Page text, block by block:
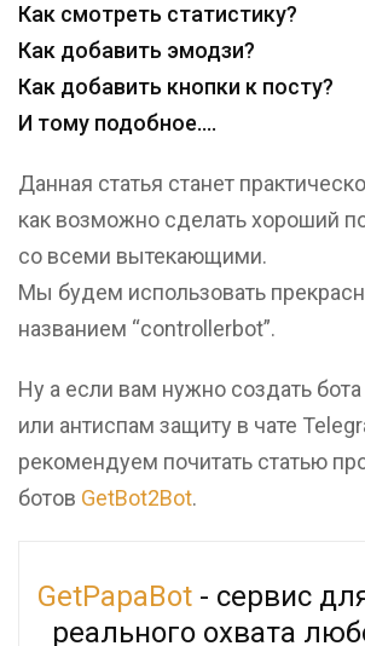
Как смотреть статистику?
Как добавить эмодзи?
Как добавить кнопки к посту?
И тому подобное….
Данная статья станет
как возможно сделать хороший
со всеми вытекающими.
Мы будем использовать
названием “controllerbot”.
Ну а если вам нужно создать
или антиспам защиту в чате
рекомендуем почитать статью
ботов GetBot2Bot.
GetPapaBot - сервис
реального охвата